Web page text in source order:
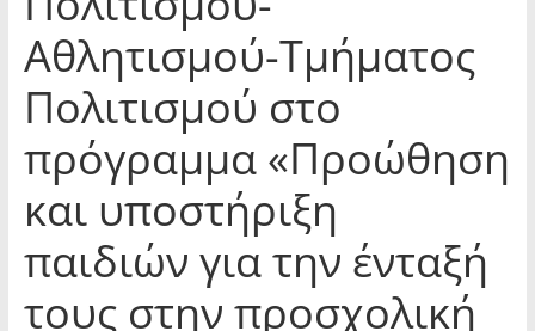
Αθλητισμού-Τμήματος
Πολιτισμού στο
πρόγραμμα «Προώθηση
και υποστήριξη
παιδιών για την ένταξή
τους στην προσχολική